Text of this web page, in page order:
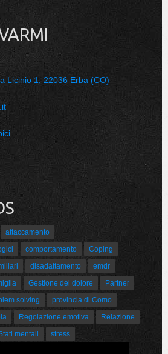
Licinio 1, 22036 Erba (CO)
attaccamento
comportamento
Coping
disadattamento
emdr
Gestione del dolore
Partner
solving
provincia di Como
Regolazione emotiva
Relazione
mentali
stress